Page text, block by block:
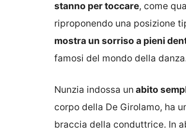
stanno per toccare, come
riproponendo una posizione
mostra un sorriso a pieni
famosi del mondo della
Nunzia indossa un abito
corpo della De Girolamo, ha
braccia della conduttrice. In